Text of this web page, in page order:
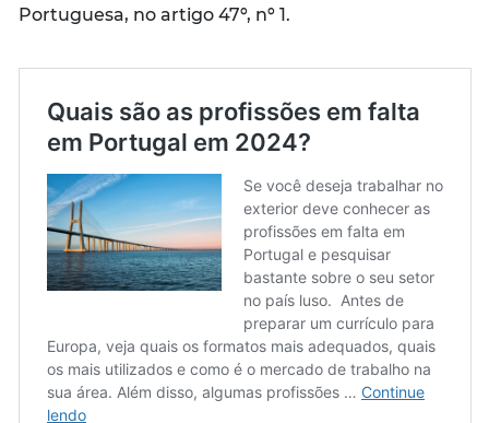
Portuguesa, no artigo 47º, nº 1.